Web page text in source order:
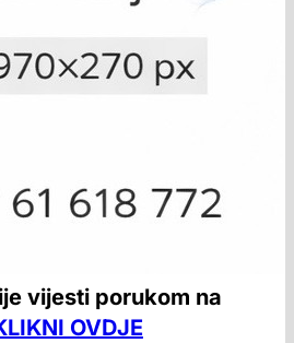
vijesti porukom na
OVDJE